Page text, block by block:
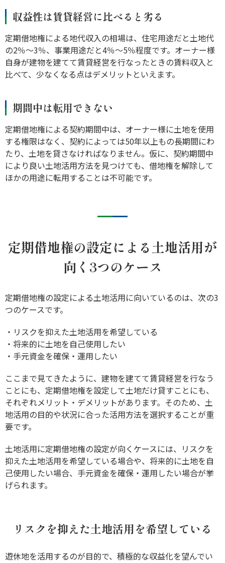
収益性は賃貸経営に比べると劣る
定期借地権による地代収入の相場は、住宅用途だと土地代
の2％～3％、事業用途だと4％～5％程度です。オーナー様
自身が建物を建てて賃貸経営を行なったときの賃料収入と
比べて、少なくなる点はデメリットといえます。
期間中は転用できない
定期借地権による契約期間中は、オーナー様に土地を使用
する権限はなく、契約によっては50年以上もの長期間にわ
たり、土地を貸さなければなりません。仮に、契約期間中
により良い土地活用方法を見つけても、借地権を解除して
ほかの用途に転用することは不可能です。
定期借地権の設定による土地活用が
向く3つのケース
定期借地権の設定による土地活用に向いているのは、次の3
つのケースです。
・リスクを抑えた土地活用を希望している
・将来的に土地を自己使用したい
・手元資金を確保・運用したい
ここまで見てきたように、建物を建てて賃貸経営を行なう
ことにも、定期借地権を設定して土地だけ貸すことにも、
それぞれメリット・デメリットがあります。そのため、土
地活用の目的や状況に合った活用方法を選択することが重
要です。
土地活用に定期借地権の設定が向くケースには、リスクを
抑えた土地活用を希望している場合や、将来的に土地を自
己使用したい場合、手元資金を確保・運用したい場合が挙
げられます。
リスクを抑えた土地活用を希望している
遊休地を活用するのが目的で、積極的な収益化を望んでい